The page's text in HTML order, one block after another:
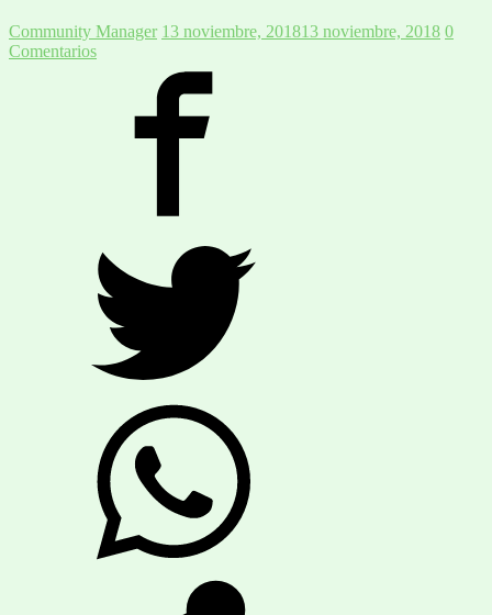
Community Manager 13 noviembre, 201813 noviembre, 2018 0
Comentarios